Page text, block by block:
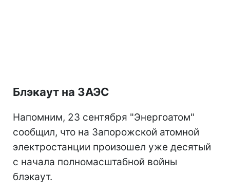
Блэкаут на ЗАЭС
Напомним, 23 сентября "Энергоатом"
сообщил, что на Запорожской атомной
электростанции произошел уже десятый
с начала полномасштабной войны
блэкаут.